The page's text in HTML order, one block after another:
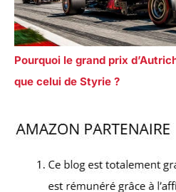
Pourquoi le grand prix
que celui de Styrie ?